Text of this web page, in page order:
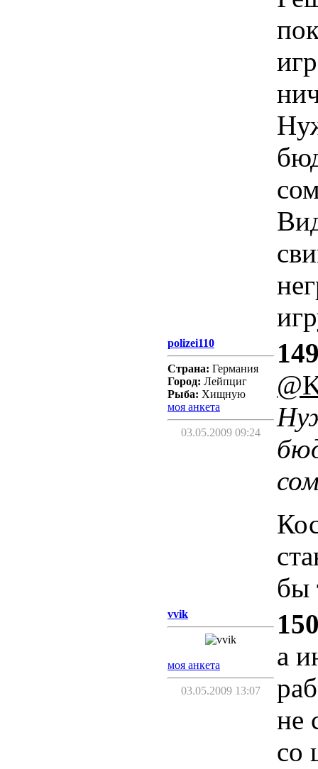
polizei110
Страна: Германия
Город: Лейпциг
Рыба: Хищную
моя анкета
03.05.2009 09:24
бы
vvik
моя анкета
03.05.2009 13:07
а
не
со